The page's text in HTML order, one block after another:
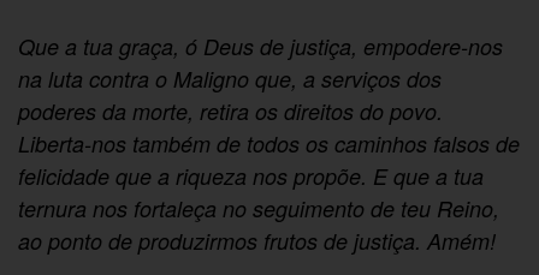
Que a tua graça, ó Deus de justiça, empodere-nos
na luta contra o Maligno que, a serviços dos
poderes da morte, retira os direitos do povo.
Liberta-nos também de todos os caminhos falsos de
felicidade que a riqueza nos propõe. E que a tua
ternura nos fortaleça no seguimento de teu Reino,
ao ponto de produzirmos frutos de justiça. Amém!